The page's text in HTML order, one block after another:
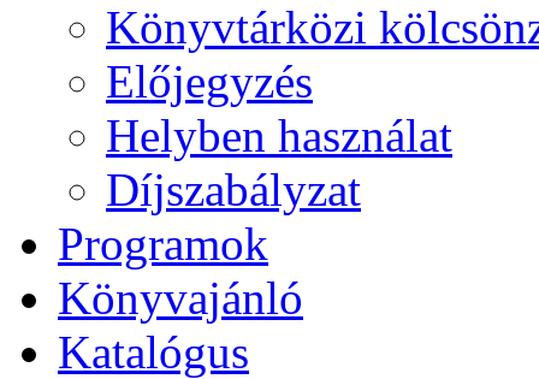
Könyvtárközi
Előjegyzés
Helyben használat
Díjszabályzat
Programok
Könyvajánló
Katalógus